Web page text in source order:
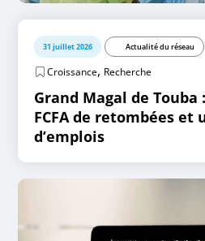
31 juillet 2026 Actualité du réseau
Croissance, Recherche
Grand Magal de
FCFA de retombées
d’emplois